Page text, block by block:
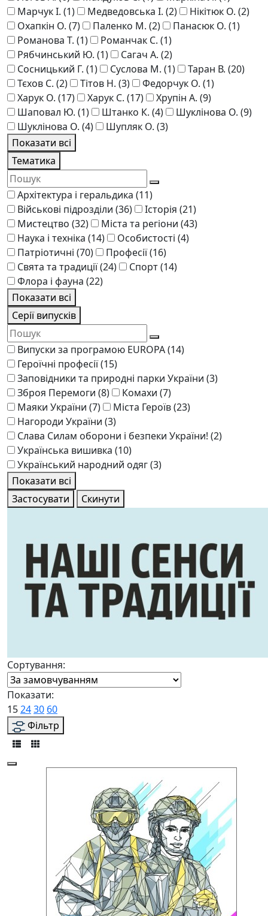
Марчук І. (1) Медведовська І. (2) Нікітюк О. (2)
Охапкін О. (7) Паленко М. (2) Панасюк О. (1)
Романова Т. (1) Романчак С. (1)
Рябчинський Ю. (1) Сагач А. (2)
Сосницький Г. (1) Суслова М. (1) Таран В. (20)
Тєхов С. (2) Тітов Н. (3) Федорчук О. (1)
Харук О. (17) Харук С. (17) Хрупін А. (9)
Шаповал Ю. (1) Штанко К. (4) Шукліновa О. (9)
Шуклінова О. (4) Шупляк О. (3)
Показати всі
Тематика
Архітектура і геральдика (11)
Військові підрозділи (36) Історія (21)
Мистецтво (32) Міста та регіони (43)
Наука і техніка (14) Особистості (4)
Патріотичні (70) Професії(16)
Свята та традиції(24) Спорт(14)
Флора і фауна (22)
Показати всі
Серії випусків
Випуски за програмою EUROPA(14)
Героїчні професії(15)
Заповідники та природні парки України (3)
Зброя Перемоги (8) Комахи (7)
Маяки України (7) Міста Героїв(23)
Нагороди України (3)
Слава Силам оборони і безпеки України! (2)
Українська вишивка (10)
Український народний одяг(3)
Показати всі
Застосувати
Скинути
Сортування:
Показати:
152430 60
Фільтр